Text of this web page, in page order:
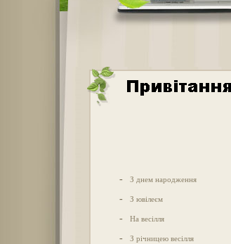
- З днем народження
- З ювілеєм
- На весілля
- З річницею весілля